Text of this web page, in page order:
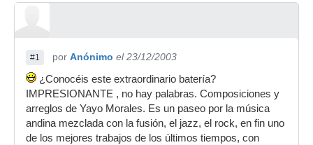
#1 por Anónimo el 23/12/2003
¿Conocéis este extraordinario batería?
IMPRESIONANTE , no hay palabras. Composiciones y
arreglos de Yayo Morales. Es un paseo por la música
andina mezclada con la fusión, el jazz, el rock, en fin uno
de los mejores trabajos de los últimos tiempos, con